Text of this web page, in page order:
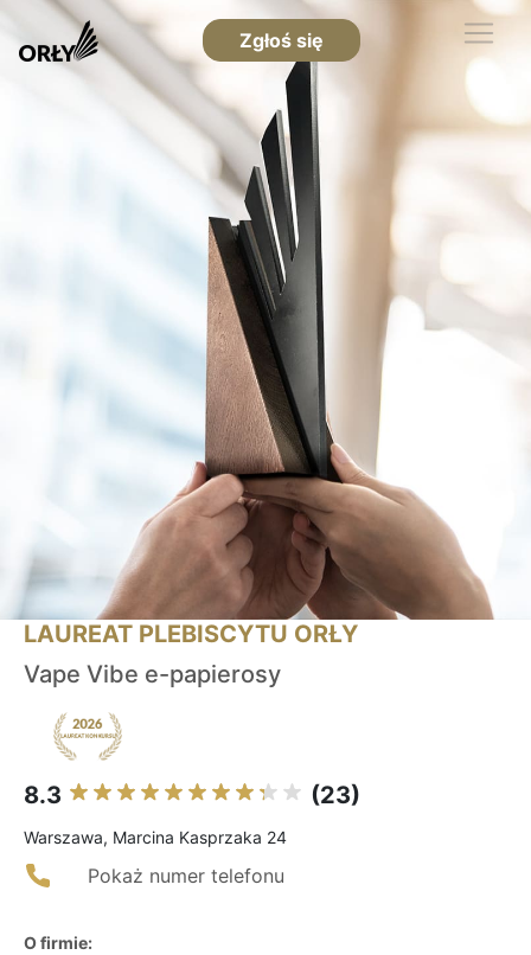
Zgłoś się
LAUREAT PLEBISCYTU ORŁY
Vape Vibe e-papierosy
8.3 (23)
Warszawa, Marcina Kasprzaka 24
Pokaż numer telefonu
O firmie: